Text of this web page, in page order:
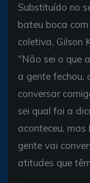
Substituído no
bateu boca
coletiva, Gilson
"Não sei o que
a gente fechou,
conversar
sei qual foi a
aconteceu, mas
gente vai
atitudes que